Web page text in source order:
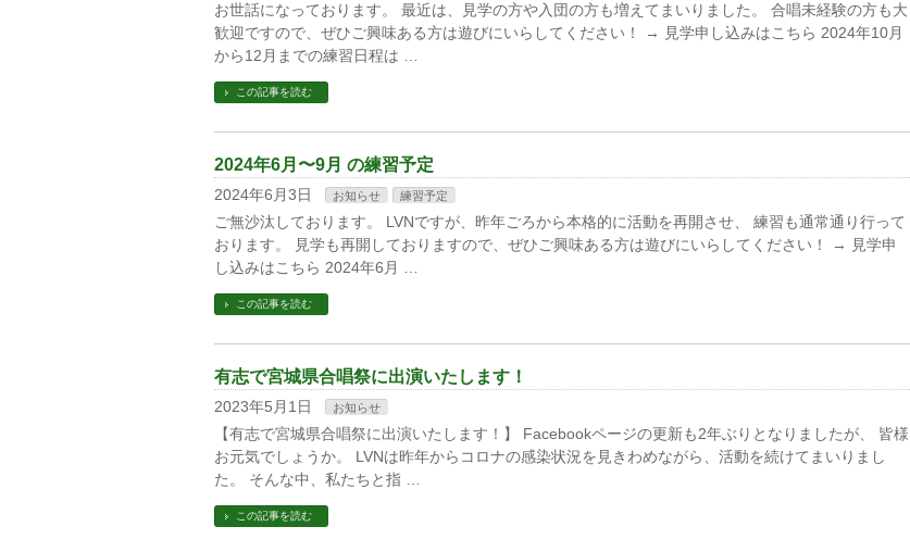
お世話になっております。 最近は、見学の方や入団の方も増えてまいりました。 合唱未経験の方も大
歓迎ですので、ぜひご興味ある方は遊びにいらしてください！ → 見学申し込みはこちら 2024年10月
から12月までの練習日程は …
この記事を読む
2024年6月〜9月 の練習予定
2024年6月3日 お知らせ 練習予定
ご無沙汰しております。 LVNですが、昨年ごろから本格的に活動を再開させ、 練習も通常通り行って
おります。 見学も再開しておりますので、ぜひご興味ある方は遊びにいらしてください！ → 見学申
し込みはこちら 2024年6月 …
この記事を読む
有志で宮城県合唱祭に出演いたします！
2023年5月1日 お知らせ
【有志で宮城県合唱祭に出演いたします！】 Facebookページの更新も2年ぶりとなりましたが、 皆様
お元気でしょうか。 LVNは昨年からコロナの感染状況を見きわめながら、活動を続けてまいりまし
た。 そんな中、私たちと指 …
この記事を読む